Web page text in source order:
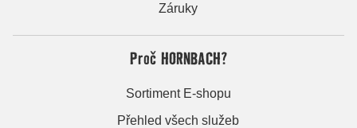
Záruky
Proč HORNBACH?
Sortiment E-shopu
Přehled všech služeb